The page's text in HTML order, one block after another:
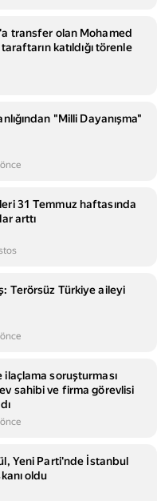
transfer olan Mohamed
katıldığı törenle
"Milli Dayanışma"
31 Temmuz haftasında
arttı
Terörsüz Türkiye aileyi
ilaçlama soruşturması
sahibi ve firma görevlisi
Yeni Parti'nde İstanbul
oldu